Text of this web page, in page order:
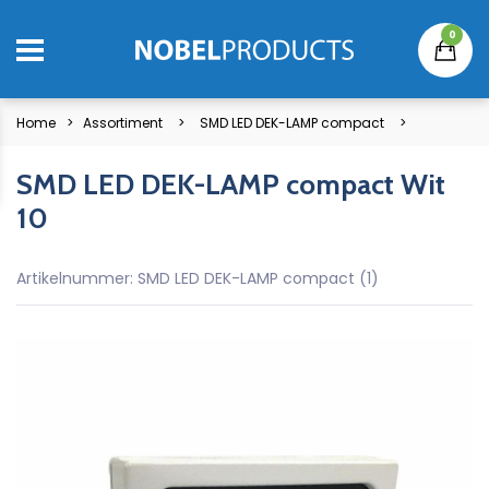
0
Home Assortiment SMD LED DEK-LAMP compact
SMD LED DEK-LAMP compact Wit
10
Artikelnummer: SMD LED DEK-LAMP compact (1)